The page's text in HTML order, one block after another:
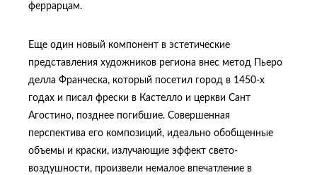
феррарцам.
Еще один новый компонент в эстетические
представления художников региона внес метод Пьеро
делла Франческа, который посетил город в 1450-х
годах и писал фрески в Кастелло и церкви Сант
Агостино, позднее погибшие. Совершенная
перспектива его композиций, идеально обобщенные
объемы и краски, излучающие эффект свето-
воздушности, произвели немалое впечатление в